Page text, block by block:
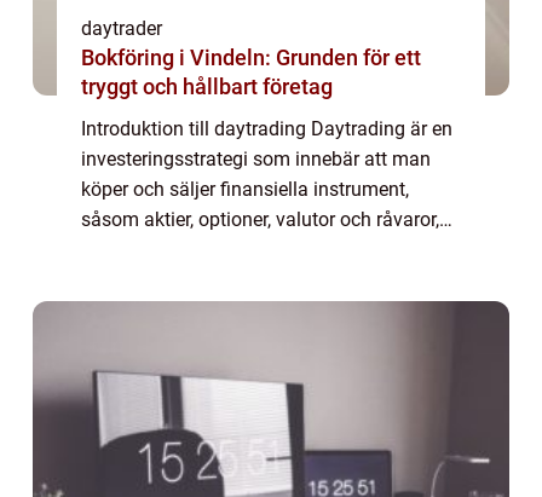
daytrader
Bokföring i Vindeln: Grunden för ett
tryggt och hållbart företag
Introduktion till daytrading Daytrading är en
investeringsstrategi som innebär att man
köper och säljer finansiella instrument,
såsom aktier, optioner, valutor och råvaror,